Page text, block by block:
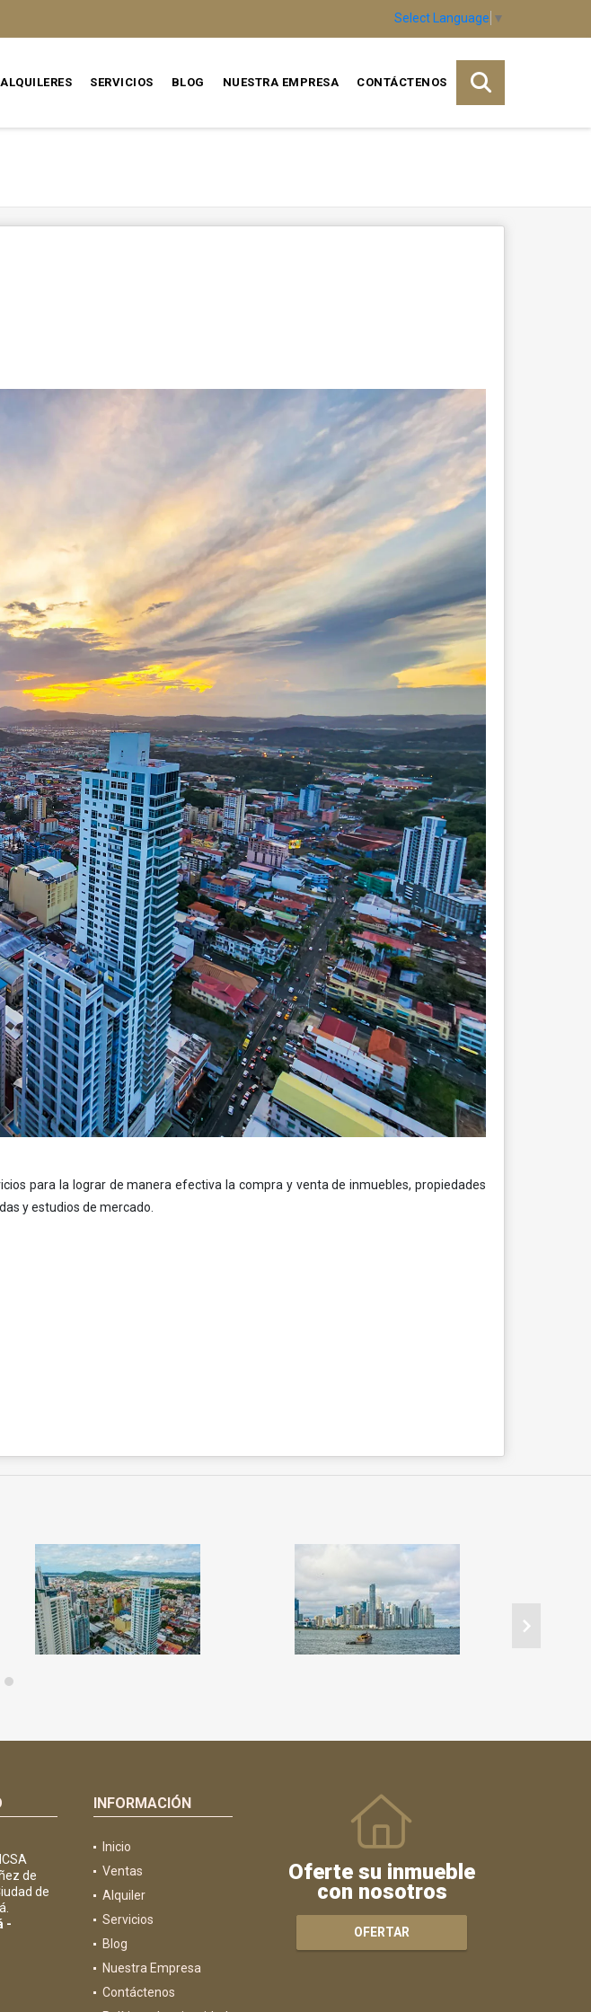
Select Language ▼
ALQUILERES SERVICIOS BLOG NUESTRA EMPRESA CONTÁCTENOS
para la lograr de manera efectiva la compra y venta de inmuebles, propiedades
y estudios de mercado.
de
de
-
INFORMACIÓN
Inicio
Ventas
Alquiler
Servicios
Blog
Nuestra Empresa
Contáctenos
Oferte su inmueble
con nosotros
OFERTAR